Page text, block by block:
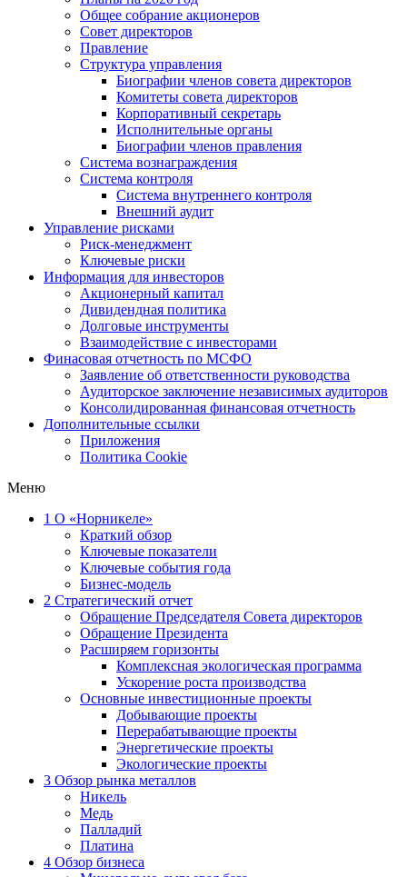
Общее собрание акционеров
Совет директоров
Правление
Структура управления
Биографии членов совета директоров
Комитеты совета директоров
Корпоративный секретарь
Исполнительные органы
Биографии членов правления
Система вознаграждения
Система контроля
Система внутреннего контроля
Внешний аудит
Управление рисками
Риск-менеджмент
Ключевые риски
Информация для инвесторов
Акционерный капитал
Дивидендная политика
Долговые инструменты
Взаимодействие с инвеcторами
Финасовая отчетность по МСФО
Заявление об ответственности руководства
Аудиторское заключение независимых аудиторов
Консолидированная финансовая отчетность
Дополнительные ссылки
Приложения
Политика Cookie
Меню
1 О «Норникеле»
Краткий обзор
Ключевые показатели
Ключевые события года
Бизнес-модель
2 Стратегический отчет
Обращение Председателя Совета директоров
Обращение Президента
Расширяем горизонты
Комплексная экологическая программа
Ускорение роста производства
Основные инвестиционные проекты
Добывающие проекты
Перерабатывающие проекты
Энергетические проекты
Экологические проекты
3 Обзор рынка металлов
Никель
Медь
Палладий
Платина
4 Обзор бизнеса